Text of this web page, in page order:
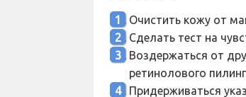
Очистить кожу от
Сделать тест на
Воздержаться от
ретинолового
Придерживаться